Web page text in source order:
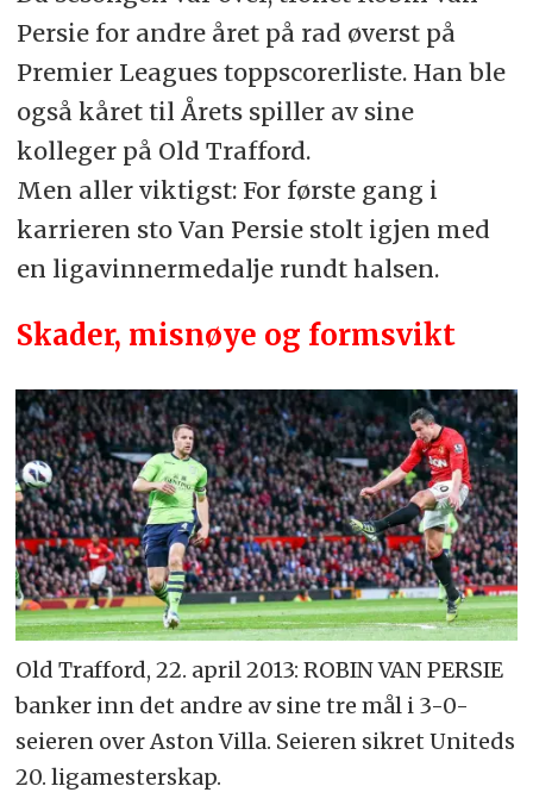
Persie for andre året på rad øverst på
Premier Leagues toppscorerliste. Han ble
også kåret til Årets spiller av sine
kolleger på Old Trafford.
Men aller viktigst: For første gang i
karrieren sto Van Persie stolt igjen med
en ligavinnermedalje rundt halsen.
Skader, misnøye og formsvikt
Old Trafford, 22. april 2013: ROBIN VAN PERSIE
banker inn det andre av sine tre mål i 3-0-
seieren over Aston Villa. Seieren sikret Uniteds
20. ligamesterskap.